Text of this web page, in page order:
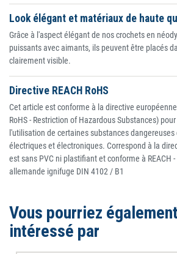
Look élégant et matériaux de haute
Grâce à l'aspect élégant de nos crochets en
puissants avec aimants, ils peuvent être placés
clairement visible.
Directive REACH RoHS
Cet article est conforme à la directive
RoHS - Restriction of Hazardous Substances)
l'utilisation de certaines substances
électriques et électroniques. Correspond à la
est sans PVC ni plastifiant et conforme à REACH
allemande ignifuge DIN 4102 / B1
Vous pourriez
intéressé par